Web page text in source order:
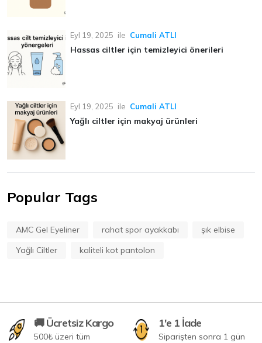
Eyl 19, 2025 ile Cumali ATLI
Hassas ciltler için temizleyici önerileri
Eyl 19, 2025 ile Cumali ATLI
Yağlı ciltler için makyaj ürünleri
Popular Tags
AMC Gel Eyeliner rahat spor ayakkabı
şık elbise
Yağlı Ciltler
kaliteli kot pantolon
🚚 Ücretsiz Kargo
500₺ üzeri tüm
1'e 1 İade
Siparişten sonra 1 gün